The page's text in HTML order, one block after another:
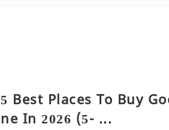
5 Best Places To Buy
ne In 2026 (5- ...